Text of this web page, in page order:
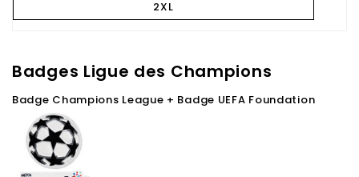
2XL
Badges Ligue des Champions
Badge Champions League + Badge UEFA Foundation